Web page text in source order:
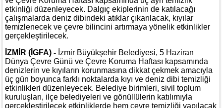
etkinliği düzenleyecek. Dalgıç ekiplerinin de katılacağı
çalışmalarda deniz dibindeki atıklar çıkarılacak, kıyılar
temizlenecek ve çevre bilincini artırmaya yönelik etkinlikler
gerçekleştirilecek.
İZMİR (İGFA) - İzmir Büyükşehir Belediyesi, 5 Haziran
Dünya Çevre Günü ve Çevre Koruma Haftası kapsamında
denizlerin ve kıyıların korunmasına dikkat çekmek amacıyla
üç gün boyunca farklı noktalarda kıyı ve deniz dibi temizliği
etkinlikleri düzenleyecek. Belediye birimleri, sivil toplum
kuruluşları, ilçe belediyeleri ve gönüllülerin katılımıyla
gerçekleştirilecek etkinliklerde hem çevre temizliği yapılacak